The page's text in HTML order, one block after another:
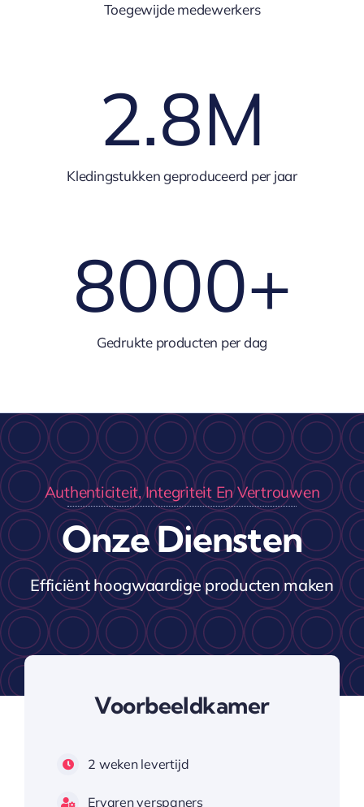
Toegewijde medewerkers
2.8M
Kledingstukken geproduceerd per jaar
8000+
Gedrukte producten per dag
Authenticiteit, Integriteit En Vertrouwen
Onze Diensten
Efficiënt hoogwaardige producten maken
Voorbeeldkamer
2 weken levertijd
Ervaren verspaners